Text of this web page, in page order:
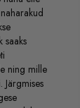
saaks
ning mille
Järgmises